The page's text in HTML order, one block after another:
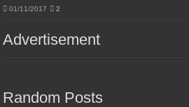
01/11/2017 2
Advertisement
Random Posts